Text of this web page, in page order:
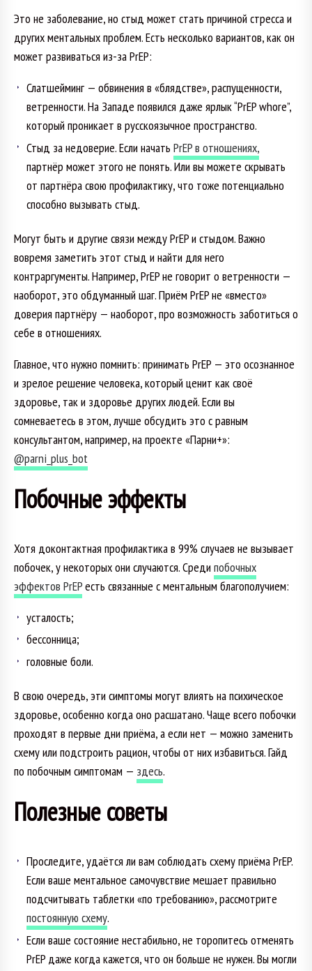
Это не заболевание, но стыд может стать причиной стресса и
других ментальных проблем. Есть несколько вариантов, как он
может развиваться из-за PrEP:
Слатшейминг — обвинения в «блядстве», распущенности,
ветренности. На Западе появился даже ярлык “PrEP whore”,
который проникает в русскоязычное пространство.
Стыд за недоверие. Если начать PrEP в отношениях,
партнёр может этого не понять. Или вы можете скрывать
от партнёра свою профилактику, что тоже потенциально
способно вызывать стыд.
Могут быть и другие связи между PrEP и стыдом. Важно
вовремя заметить этот стыд и найти для него
контраргументы. Например, PrEP не говорит о ветренности —
наоборот, это обдуманный шаг. Приём PrEP не «вместо»
доверия партнёру — наоборот, про возможность заботиться о
себе в отношениях.
Главное, что нужно помнить: принимать PrEP — это осознанное
и зрелое решение человека, который ценит как своё
здоровье, так и здоровье других людей. Если вы
сомневаетесь в этом, лучше обсудить это с равным
консультантом, например, на проекте «Парни+»:
@parni_plus_bot
Побочные эффекты
Хотя доконтактная профилактика в 99% случаев не вызывает
побочек, у некоторых они случаются. Среди побочных
эффектов PrEPесть связанные с ментальным благополучием:
усталость;
бессонница;
головные боли.
В свою очередь, эти симптомы могут влиять на психическое
здоровье, особенно когда оно расшатано. Чаще всего побочки
проходят в первые дни приёма, а если нет — можно заменить
схему или подстроить рацион, чтобы от них избавиться. Гайд
по побочным симптомам — здесь.
Полезные советы
Проследите, удаётся ли вам соблюдать схему приёма PrEP.
Если ваше ментальное самочувствие мешает правильно
подсчитывать таблетки «по требованию», рассмотрите
постоянную схему.
Если ваше состояние нестабильно, не торопитесь отменять
PrEP даже когда кажется, что он больше не нужен. Вы могли